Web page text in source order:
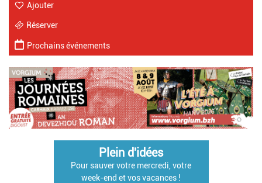
Ajouter
Réserver
Prochains événements
Plein d'idées
Pour sauver votre mercredi, votre
week-end et vos vacances !